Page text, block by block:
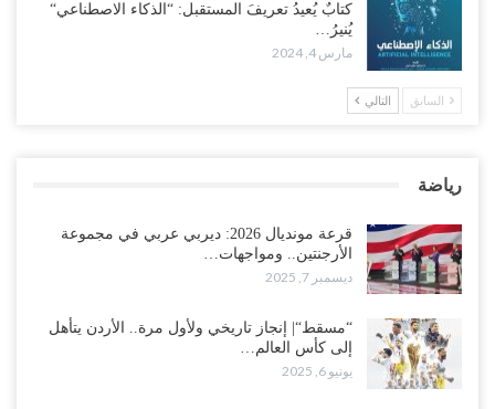
كتابٌ يُعيدُ تعريفَ المستقبل: “الذكاء الاصطناعي“
يُنيرُ…
مارس 4, 2024
السابق التالي
رياضة
قرعة مونديال 2026: ديربي عربي في مجموعة
الأرجنتين.. ومواجهات…
ديسمبر 7, 2025
“مسقط“| إنجاز تاريخي ولأول مرة.. الأردن يتأهل
إلى كأس العالم…
يونيو 6, 2025